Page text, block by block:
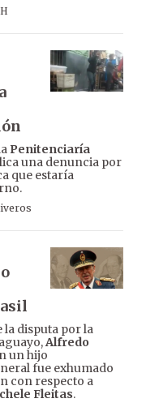
Penitenciaría
una denuncia por
que estaría
disputa por la
Alfredo
un hijo
fue exhumado
con respecto a
Fleitas.